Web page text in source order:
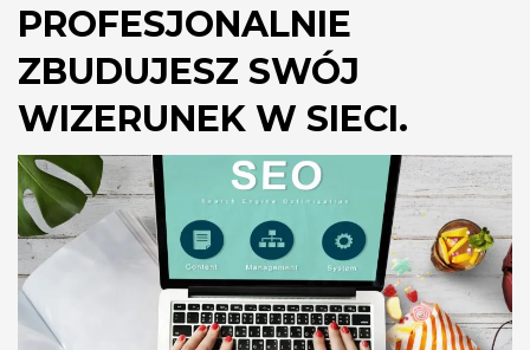
PROFESJONALNIE
ZBUDUJESZ SWÓJ
WIZERUNEK W SIECI.